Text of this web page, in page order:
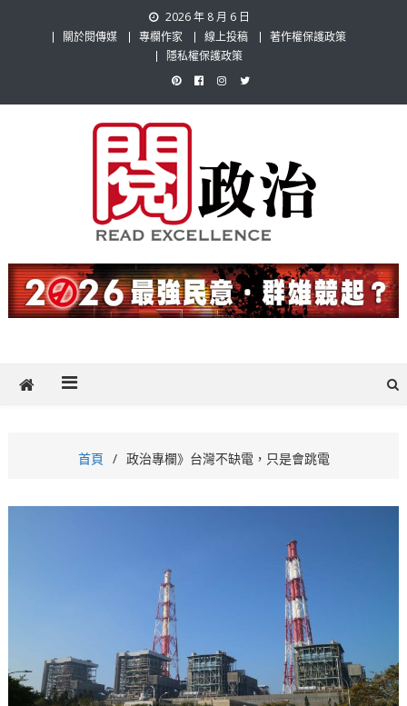
2026 年 8 月 6 日
關於閱傳媒
專欄作家 線上投稿
著作權保護政策
隱私權保護政策
閱政治 Read Gov News
題，也要專業評論，閱政治與多元的政治評論家與專欄作家邀稿合作，
讓讀者有最多元和專業的選擇。
首頁 政治專欄》台灣不缺電，只是會跳電